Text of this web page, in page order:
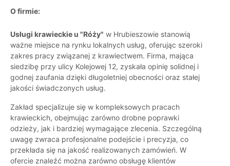
O firmie:
Usługi krawieckie u "Róży" w Hrubieszowie stanowią
ważne miejsce na rynku lokalnych usług, oferując szeroki
zakres pracy związanej z krawiectwem. Firma, mająca
siedzibę przy ulicy Kolejowej 12, zyskała opinię solidnej i
godnej zaufania dzięki długoletniej obecności oraz stałej
jakości świadczonych usług.
Zakład specjalizuje się w kompleksowych pracach
krawieckich, obejmując zarówno drobne poprawki
odzieży, jak i bardziej wymagające zlecenia. Szczególną
uwagę zwraca profesjonalne podejście i precyzja, co
przekłada się na jakość realizowanych zamówień. W
ofercie znaleźć można zarówno obsługę klientów